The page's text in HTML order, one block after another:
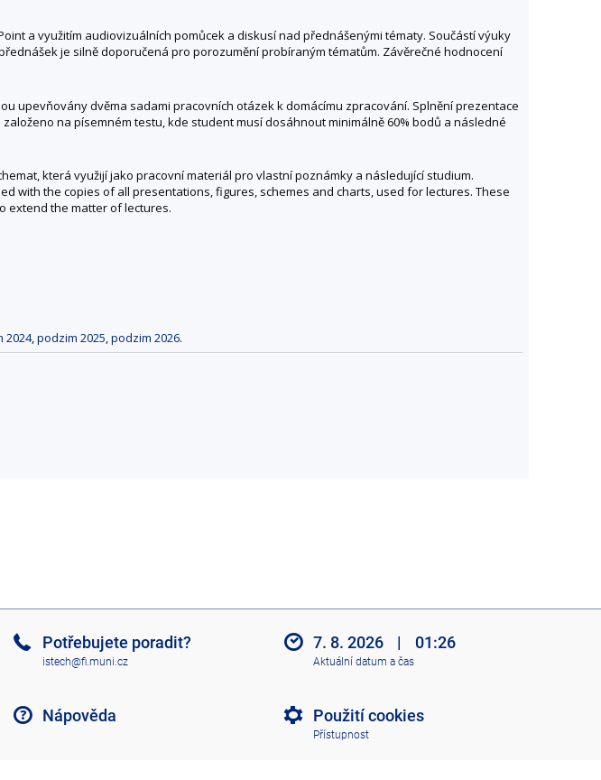
a využitím audiovizuálních pomůcek a diskusí nad přednášenými tématy. Součástí výuky
je silně doporučená pro porozumění probíraným tématům. Závěrečné hodnocení
upevňovány dvěma sadami pracovních otázek k domácímu zpracování. Splnění prezentace
na písemném testu, kde student musí dosáhnout minimálně 60% bodů a následné
která využijí jako pracovní materiál pro vlastní poznámky a následující studium.
with the copies of all presentations, figures, schemes and charts, used for lectures. These
extend the matter of lectures.
2024,podzim 2025,podzim 2026.
Potřebujete poradit?
istech@fi.muni.cz
Nápověda
7. 8. 2026 | 01:26
Aktuální datum a čas
Použití cookies
Přístupnost